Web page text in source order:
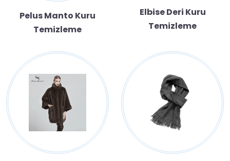
Pelus Manto Kuru
Temizleme
Elbise Deri Kuru
Temizleme